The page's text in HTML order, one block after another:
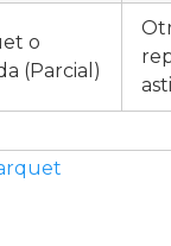
o
(Parcial)